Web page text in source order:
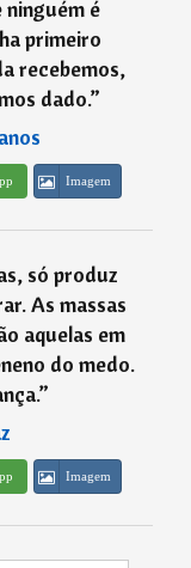
é
primeiro
recebemos,
dado.”
Imagem
só produz
As massas
aquelas em
do medo.
”
Imagem